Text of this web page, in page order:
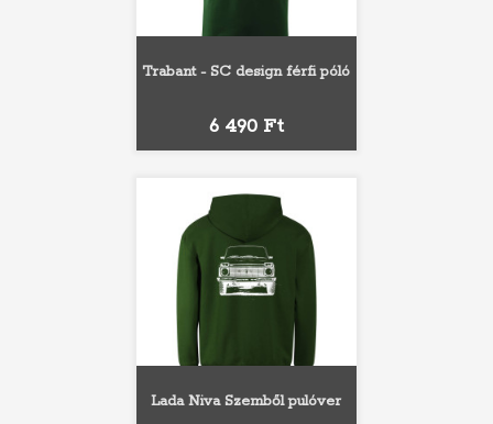
Trabant - SC design férfi póló
Ár
6 490 Ft
Lada Niva Szemből pulóver